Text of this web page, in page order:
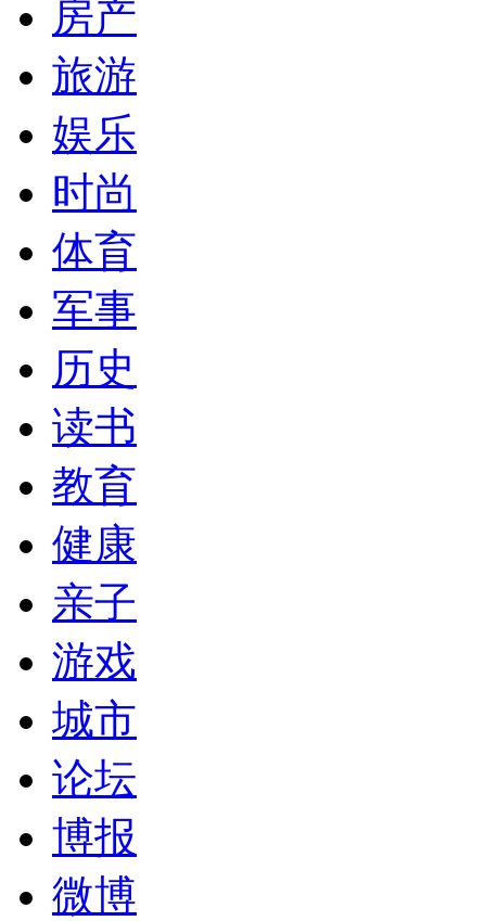
房产
旅游
娱乐
时尚
体育
军事
历史
读书
教育
健康
亲子
游戏
城市
论坛
博报
微博